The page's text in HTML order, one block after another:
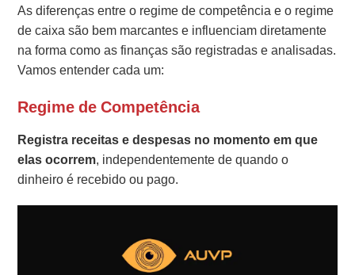
As diferenças entre o regime de competência e o regime
de caixa são bem marcantes e influenciam diretamente
na forma como as finanças são registradas e analisadas.
Vamos entender cada um:
Regime de Competência
Registra receitas e despesas no momento em que
elas ocorrem, independentemente de quando o
dinheiro é recebido ou pago.